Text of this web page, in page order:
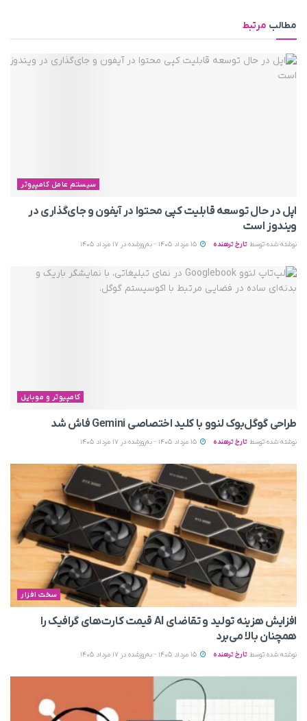
مطالب مرتبط
سیستم عامل کامپیوتر
اپل در حال توسعه قابلیت کپی محتوا در آیفون و جای‌گذاری در
ویندوز است
نوشته شده توسط تارخ ترهنده
کامپیوتر و موبایل
طراحی گوگل‌بوک لنوو با کلید اختصاصی Gemini فاش شد
نوشته شده توسط تارخ ترهنده
سخت افزار
افزایش هزینه تولید و تقاضای AI قیمت کارت‌های گرافیک را
همچنان بالا می‌برد
نوشته شده توسط تارخ ترهنده